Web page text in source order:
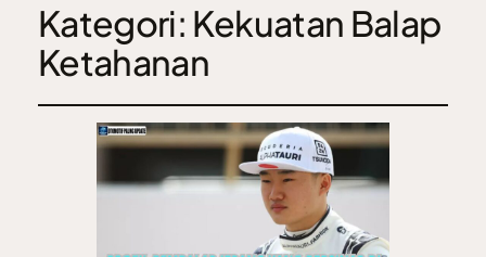
Kategori: Kekuatan Balap
Ketahanan